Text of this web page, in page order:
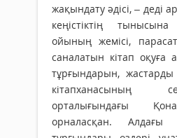
жақындату әдісі, – деді
кеңістіктің
ойының жемісі,
саналатын кітап оқуға
тұрғындарын,
кітапханасының
орталығындағы
орналасқан. Алдағы